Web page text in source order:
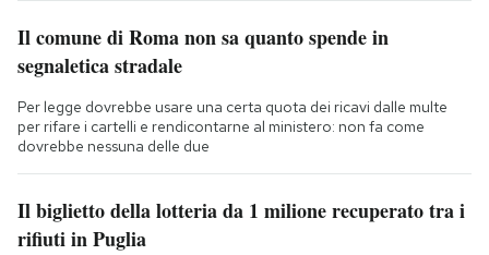
Il comune di Roma non sa quanto spende in
segnaletica stradale
Per legge dovrebbe usare una certa quota dei ricavi dalle multe
per rifare i cartelli e rendicontarne al ministero: non fa come
dovrebbe nessuna delle due
Il biglietto della lotteria da 1 milione recuperato tra i
rifiuti in Puglia